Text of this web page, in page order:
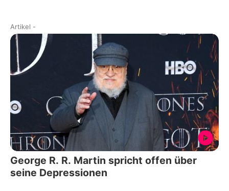
Artikel -
George R. R. Martin spricht offen über
seine Depressionen